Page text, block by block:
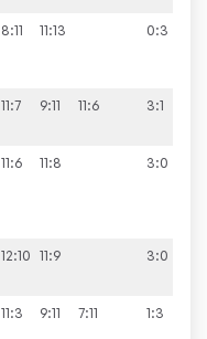
8:11 11:13 0:3
11:7 9:11 11:6 3:1
11:6 11:8 3:0
12:10 11:9 3:0
11:3 9:11 7:11 1:3